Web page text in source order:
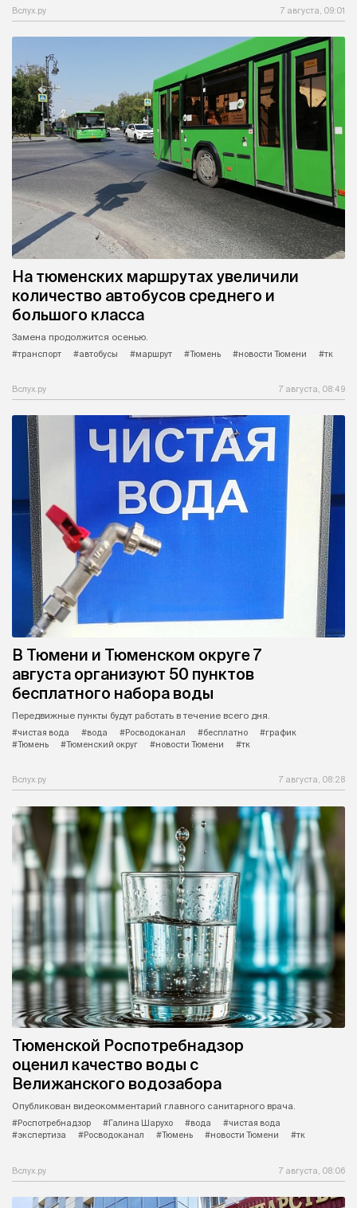
Вслух.ру 7 августа, 09:01
На тюменских маршрутах увеличили
количество автобусов среднего и
большого класса
Замена продолжится осенью.
#транспорт
#автобусы #маршрут #Тюмень #новости Тюмени #тк
Вслух.ру 7 августа, 08:49
В Тюмени и Тюменском округе 7
августа организуют 50 пунктов
бесплатного набора воды
Передвижные пункты будут работать в течение всего дня.
#чистая вода
#вода #Росводоканал #бесплатно
#график
#Тюмень
#Тюменский округ #новости Тюмени #тк
Вслух.ру 7 августа, 08:28
Тюменской Роспотребнадзор
оценил качество воды с
Велижанского водозабора
Опубликован видеокомментарий главного санитарного врача.
#Роспотребнадзор
#Галина Шарухо #вода
#чистая вода
#экспертиза
#Росводоканал #Тюмень #новости Тюмени #тк
Вслух.ру 7 августа, 08:06